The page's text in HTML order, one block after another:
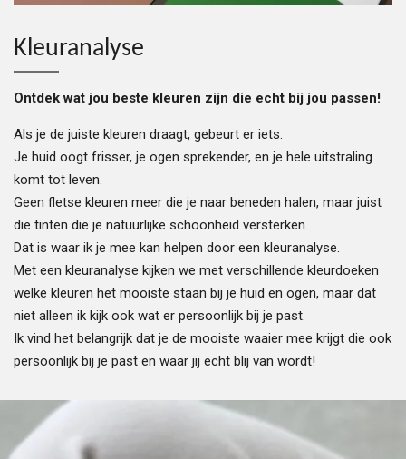
Kleuranalyse
Ontdek wat jou beste kleuren zijn die echt bij jou passen!
Als je de juiste kleuren draagt, gebeurt er iets.
Je huid oogt frisser, je ogen sprekender, en je hele uitstraling
komt tot leven.
Geen fletse kleuren meer die je naar beneden halen, maar juist
die tinten die je natuurlijke schoonheid versterken.
Dat is waar ik je mee kan helpen door een kleuranalyse.
Met een kleuranalyse kijken we met verschillende kleurdoeken
welke kleuren het mooiste staan bij je huid en ogen, maar dat
niet alleen ik kijk ook wat er persoonlijk bij je past.
Ik vind het belangrijk dat je de mooiste waaier mee krijgt die ook
persoonlijk bij je past en waar jij echt blij van wordt!